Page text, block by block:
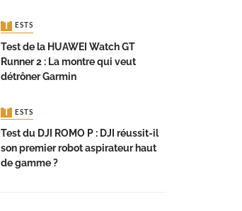
TESTS
Test de la HUAWEI Watch GT
Runner 2 : La montre qui veut
détrôner Garmin
TESTS
Test du DJI ROMO P : DJI réussit-il
son premier robot aspirateur haut
de gamme ?